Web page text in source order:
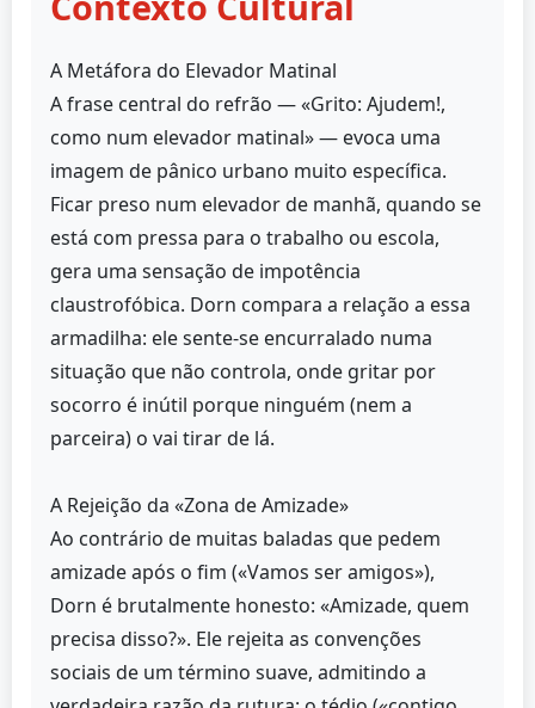
A Metáfora do Elevador Matinal
A frase central do refrão — «Grito: Ajudem!,
como num elevador matinal» — evoca uma
imagem de pânico urbano muito específica.
Ficar preso num elevador de manhã, quando se
está com pressa para o trabalho ou escola,
gera uma sensação de impotência
claustrofóbica. Dorn compara a relação a essa
armadilha: ele sente-se encurralado numa
situação que não controla, onde gritar por
socorro é inútil porque ninguém (nem a
parceira) o vai tirar de lá.
A Rejeição da «Zona de Amizade»
Ao contrário de muitas baladas que pedem
amizade após o fim («Vamos ser amigos»),
Dorn é brutalmente honesto: «Amizade, quem
precisa disso?». Ele rejeita as convenções
sociais de um término suave, admitindo a